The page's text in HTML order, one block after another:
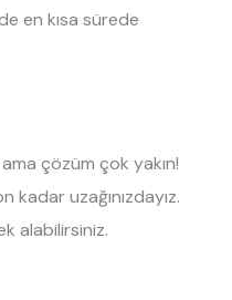
en kısa sürede
ama çözüm çok yakın!
kadar uzağınızdayız.
alabilirsiniz.